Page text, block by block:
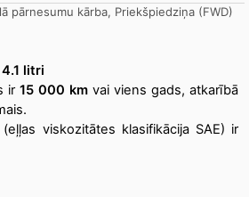
pārnesumu kārba, Priekšpiedziņa (FWD)
4.1 litri
ir 15 000 km vai viens gads, atkarībā
viskozitātes klasifikācija SAE) ir